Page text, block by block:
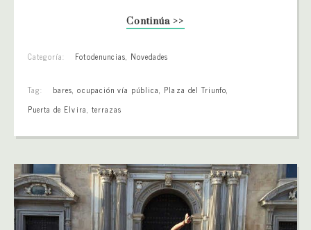
Continúa >>
Categoría: Fotodenuncias, Novedades
Tag: bares,ocupación vía pública, Plaza del Triunfo,
Puerta de Elvira, terrazas